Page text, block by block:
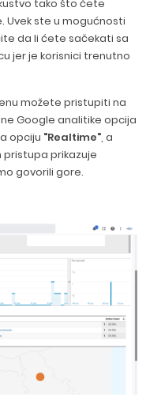
tako što ćete
Uvek ste u mogućnosti
da li ćete sačekati sa
jer je korisnici trenutno
možete pristupiti na
Google analitike opcija
opciju "Realtime", a
pristupa prikazuje
govorili gore.